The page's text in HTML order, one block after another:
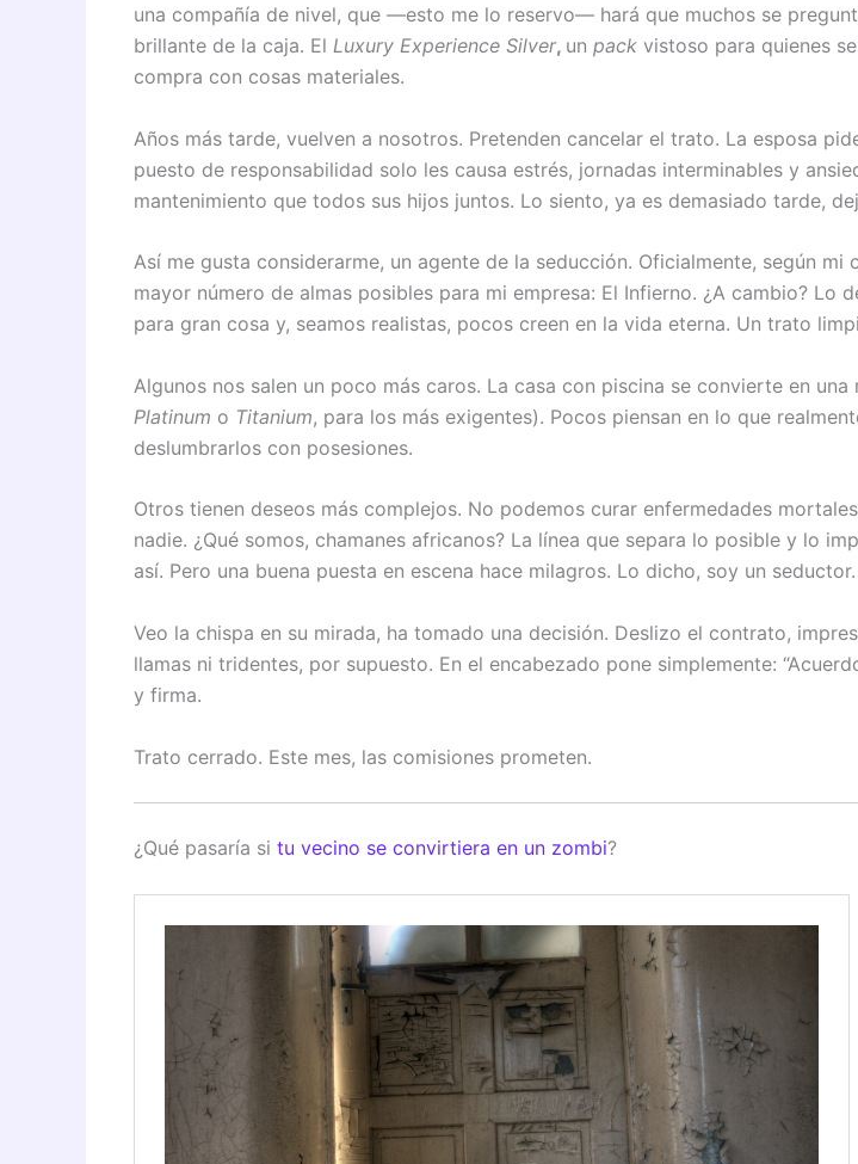
una compañía de nivel, que —esto me lo reservo— hará que muchos se
brillante de la caja. El Luxury Experience Silver, un pack vistoso para quienes
compra con cosas materiales.
Años más tarde, vuelven a nosotros. Pretenden cancelar el trato. La esposa
puesto de responsabilidad solo les causa estrés, jornadas interminables y
mantenimiento que todos sus hijos juntos. Lo siento, ya es demasiado tarde,
Así me gusta considerarme, un agente de la seducción. Oficialmente, según
mayor número de almas posibles para mi empresa: El Infierno. ¿A cambio? Lo
para gran cosa y, seamos realistas, pocos creen en la vida eterna. Un trato
Algunos nos salen un poco más caros. La casa con piscina se convierte en
Platinum o Titanium, para los más exigentes). Pocos piensan en lo que
deslumbrarlos con posesiones.
Otros tienen deseos más complejos. No podemos curar enfermedades
nadie. ¿Qué somos, chamanes africanos? La línea que separa lo posible y lo
así. Pero una buena puesta en escena hace milagros. Lo dicho, soy un seductor.
Veo la chispa en su mirada, ha tomado una decisión. Deslizo el contrato,
llamas ni tridentes, por supuesto. En el encabezado pone simplemente:
y firma.
Trato cerrado. Este mes, las comisiones prometen.
¿Qué pasaría si tu vecino se convirtiera en un zombi?